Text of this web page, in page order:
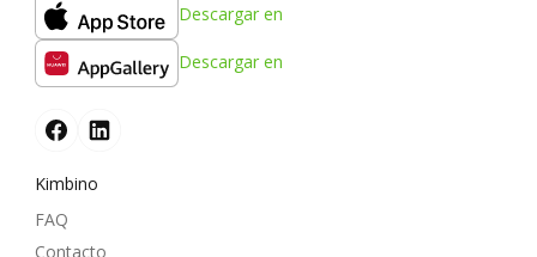
Descargar en
Descargar en
Kimbino
FAQ
Contacto